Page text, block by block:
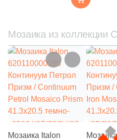
24)
Цвет
54)
Антрацитовый (54)
Бежевый (54)
Мозаика из коллекции
Мозаика Italon